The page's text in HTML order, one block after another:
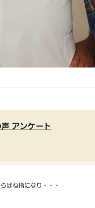
アンケート
ばね指になり・・・